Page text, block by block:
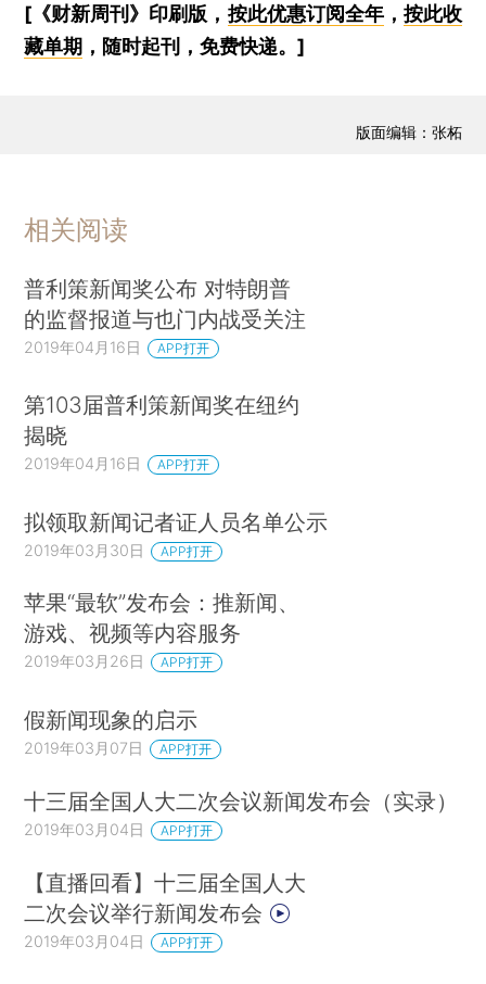
[《财新周刊》印刷版， 按此优惠订阅全年， 按此收
藏单期 ，随时起刊，免费快递。]
版面编辑：张柘
相关阅读
普利策新闻奖公布 对特朗普
的监督报道与也门内战受关注
2019年04月16日 APP打开
第103届普利策新闻奖在纽约
揭晓
2019年04月16日 APP打开
拟领取新闻记者证人员名单公示
2019年03月30日 APP打开
苹果“最软”发布会：推新闻、
游戏、视频等内容服务
2019年03月26日 APP打开
假新闻现象的启示
2019年03月07日 APP打开
十三届全国人大二次会议新闻发布会（实录）
2019年03月04日 APP打开
【直播回看】十三届全国人大
二次会议举行新闻发布会
2019年03月04日 APP打开